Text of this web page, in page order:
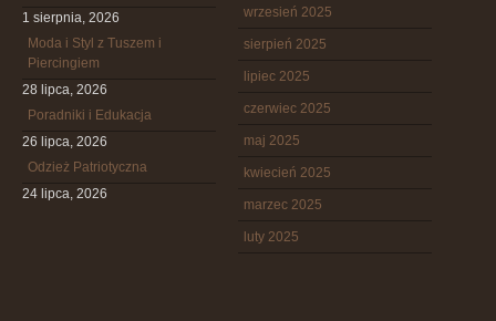
1 sierpnia, 2026
Moda i Styl z Tuszem i
Piercingiem
28 lipca, 2026
Poradniki i Edukacja
26 lipca, 2026
Odzież Patriotyczna
24 lipca, 2026
wrzesień 2025
sierpień 2025
lipiec 2025
czerwiec 2025
maj 2025
kwiecień 2025
marzec 2025
luty 2025